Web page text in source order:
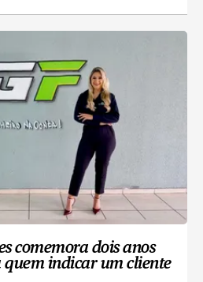
comemora dois anos
quem indicar um cliente